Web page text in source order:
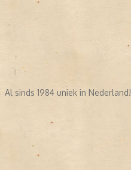
Al sinds 1984 uniek in Nederland!